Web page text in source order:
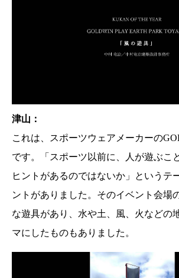
津山：
これは、スポーツウェアメーカーの
です。「スポーツ以前に、人が遊ぶこ
ヒントがあるのではないか」というテ
ントがありました。そのイベント会場
な遊具があり、水や土、風、火などの
マにしたものもありました。